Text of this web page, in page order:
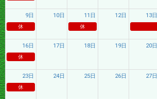
9日
休
10日 11日
休
12日 13日
16日
休
17日 18日 19日 20日
23日
休
24日 25日 26日 27日